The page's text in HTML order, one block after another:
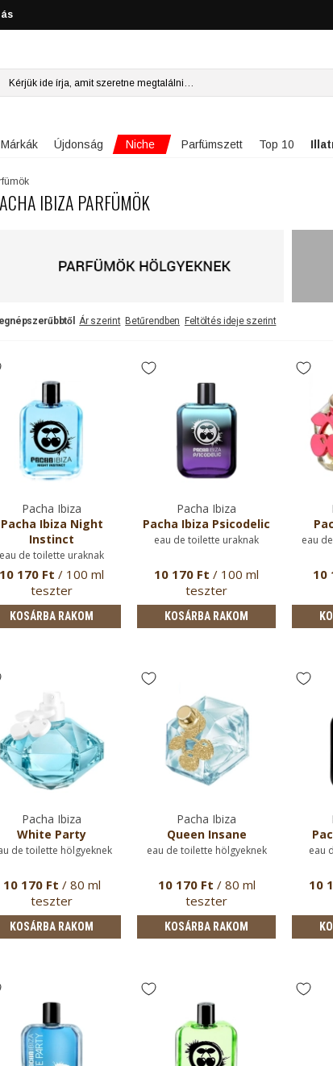
Márkák Újdonság Niche Parfümszett Top 10
IBIZA PARFÜMÖK
Ár szerint Betűrendben Feltöltés ideje szerint
Pacha Ibiza
Pacha Ibiza Night
Instinct
eau de toilette uraknak
10 170 Ft / 100 ml
teszter
KOSÁRBA RAKOM
Pacha Ibiza
Pacha Ibiza Psicodelic
eau de toilette uraknak
10 170 Ft / 100 ml
teszter
KOSÁRBA RAKOM
eau
10
Pacha Ibiza
White Party
de toilette hölgyeknek
10 170 Ft / 80 ml
teszter
KOSÁRBA RAKOM
Pacha Ibiza
Queen Insane
eau de toilette hölgyeknek
10 170 Ft / 80 ml
teszter
KOSÁRBA RAKOM
eau
10